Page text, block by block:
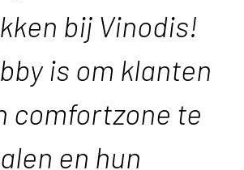
bij Vinodis!
is om klanten
comfortzone te
en hun